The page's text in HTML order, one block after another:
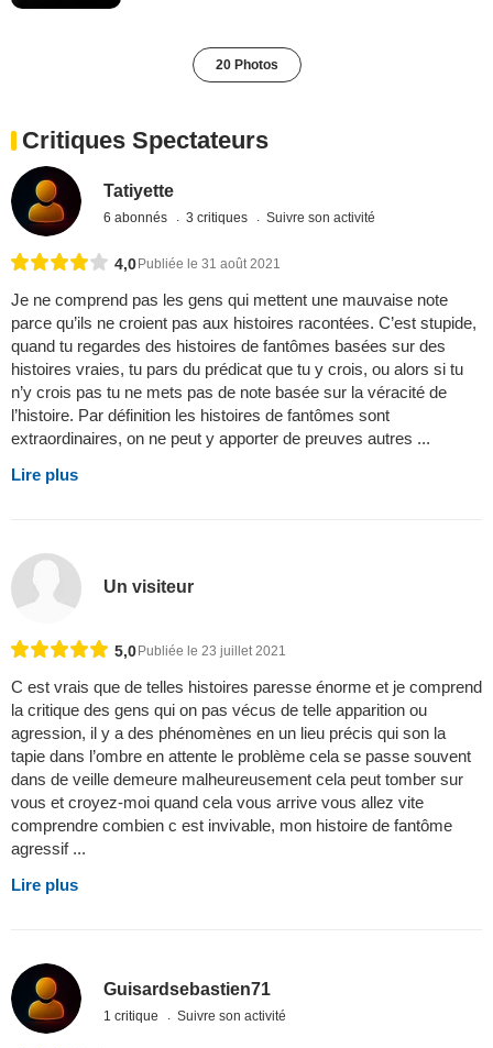
20 Photos
Critiques Spectateurs
Tatiyette
6 abonnés 3 critiques Suivre son activité
4,0 Publiée le 31 août 2021
Je ne comprend pas les gens qui mettent une mauvaise note
parce qu’ils ne croient pas aux histoires racontées. C’est stupide,
quand tu regardes des histoires de fantômes basées sur des
histoires vraies, tu pars du prédicat que tu y crois, ou alors si tu
n’y crois pas tu ne mets pas de note basée sur la véracité de
l’histoire. Par définition les histoires de fantômes sont
extraordinaires, on ne peut y apporter de preuves autres ...
Lire plus
Un visiteur
5,0 Publiée le 23 juillet 2021
C est vrais que de telles histoires paresse énorme et je comprend
la critique des gens qui on pas vécus de telle apparition ou
agression, il y a des phénomènes en un lieu précis qui son la
tapie dans l’ombre en attente le problème cela se passe souvent
dans de veille demeure malheureusement cela peut tomber sur
vous et croyez-moi quand cela vous arrive vous allez vite
comprendre combien c est invivable, mon histoire de fantôme
agressif ...
Lire plus
Guisardsebastien71
1 critique Suivre son activité